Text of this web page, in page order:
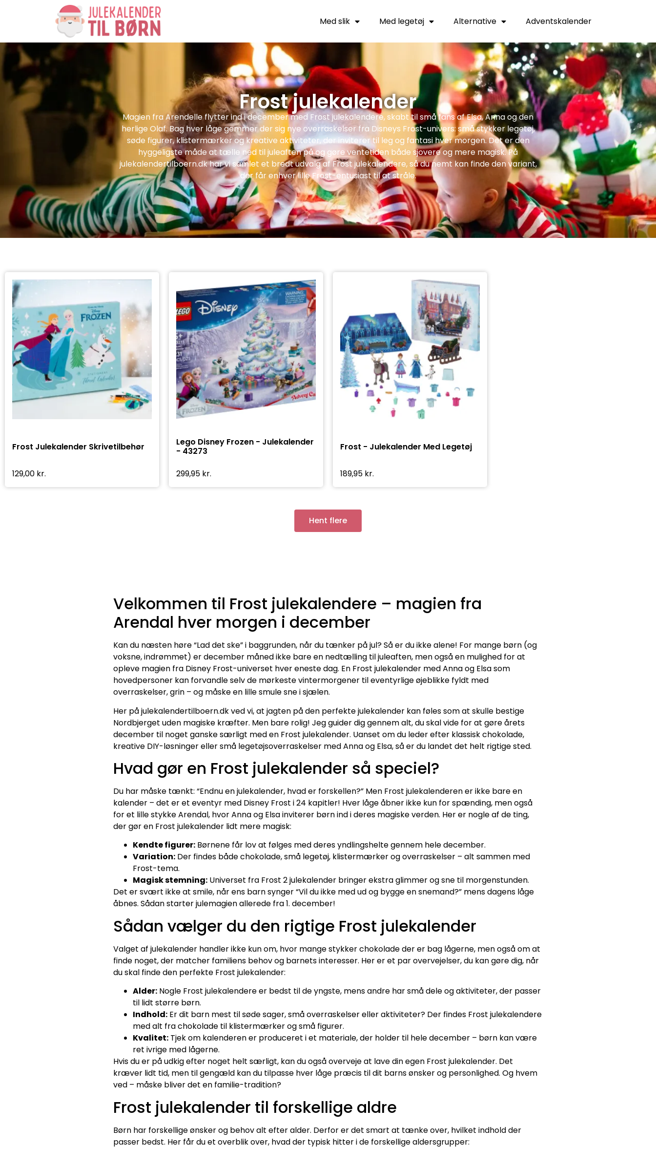
Med slik Med legetøj Alternative Adventskalender
Frost julekalender
Magien fra Arendelle flytter ind i december med Frost julekalendere, skabt til små fans af Elsa, Anna og den
herlige Olaf. Bag hver låge gemmer der sig nye overraskelser fra Disneys Frost-univers: små stykker legetøj,
søde figurer, klistermærker og kreative aktiviteter, der inviterer til leg og fantasi hver morgen. Det er den
hyggeligste måde at tælle ned til juleaften på og gøre ventetiden både sjovere og mere magisk. På
julekalendertilboern.dk har vi samlet et bredt udvalg af Frost julekalendere, så du nemt kan finde den variant,
der får enhver lille Frost-entusiast til at stråle.
Frost Julekalender Skrivetilbehør
129,00 kr.
Lego Disney Frozen - Julekalender
- 43273
299,95 kr.
Frost - Julekalender Med Legetøj
189,95 kr.
Hent flere
Velkommen til Frost julekalendere – magien fra
Arendal hver morgen i december
Kan du næsten høre “Lad det ske” i baggrunden, når du tænker på jul? Så er du ikke alene! For mange børn (og
voksne, indrømmet) er december måned ikke bare en nedtælling til juleaften, men også en mulighed for at
opleve magien fra Disney Frost-universet hver eneste dag. En Frost julekalender med Anna og Elsa som
hovedpersoner kan forvandle selv de mørkeste vintermorgener til eventyrlige øjeblikke fyldt med
overraskelser, grin – og måske en lille smule sne i sjælen.
Her på julekalendertilboern.dk ved vi, at jagten på den perfekte julekalender kan føles som at skulle bestige
Nordbjerget uden magiske kræfter. Men bare rolig! Jeg guider dig gennem alt, du skal vide for at gøre årets
december til noget ganske særligt med en Frost julekalender. Uanset om du leder efter klassisk chokolade,
kreative DIY-løsninger eller små legetøjsoverraskelser med Anna og Elsa, så er du landet det helt rigtige sted.
Hvad gør en Frost julekalender så speciel?
Du har måske tænkt: “Endnu en julekalender, hvad er forskellen?” Men Frost julekalenderen er ikke bare en
kalender – det er et eventyr med Disney Frost i 24 kapitler! Hver låge åbner ikke kun for spænding, men også
for et lille stykke Arendal, hvor Anna og Elsa inviterer børn ind i deres magiske verden. Her er nogle af de ting,
der gør en Frost julekalender lidt mere magisk:
Kendte figurer: Børnene får lov at følges med deres yndlingshelte gennem hele december.
Variation: Der findes både chokolade, små legetøj, klistermærker og overraskelser – alt sammen med
Frost-tema.
Magisk stemning: Universet fra Frost 2 julekalender bringer ekstra glimmer og sne til morgenstunden.
Det er svært ikke at smile, når ens barn synger “Vil du ikke med ud og bygge en snemand?” mens dagens låge
åbnes. Sådan starter julemagien allerede fra 1. december!
Sådan vælger du den rigtige Frost julekalender
Valget af julekalender handler ikke kun om, hvor mange stykker chokolade der er bag lågerne, men også om at
finde noget, der matcher familiens behov og barnets interesser. Her er et par overvejelser, du kan gøre dig, når
du skal finde den perfekte Frost julekalender:
Alder: Nogle Frost julekalendere er bedst til de yngste, mens andre har små dele og aktiviteter, der passer
til lidt større børn.
Indhold: Er dit barn mest til søde sager, små overraskelser eller aktiviteter? Der findes Frost julekalendere
med alt fra chokolade til klistermærker og små figurer.
Kvalitet: Tjek om kalenderen er produceret i et materiale, der holder til hele december – børn kan være
ret ivrige med lågerne.
Hvis du er på udkig efter noget helt særligt, kan du også overveje at lave din egen Frost julekalender. Det
kræver lidt tid, men til gengæld kan du tilpasse hver låge præcis til dit barns ønsker og personlighed. Og hvem
ved – måske bliver det en familie-tradition?
Frost julekalender til forskellige aldre
Børn har forskellige ønsker og behov alt efter alder. Derfor er det smart at tænke over, hvilket indhold der
passer bedst. Her får du et overblik over, hvad der typisk hitter i de forskellige aldersgrupper: